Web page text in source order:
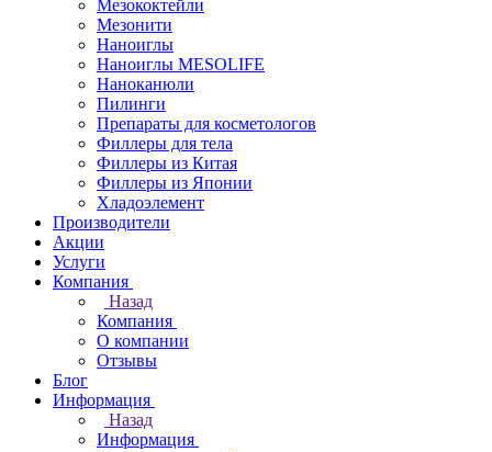
Мезококтейли
Мезонити
Наноиглы
Наноиглы MESOLIFE
Наноканюли
Пилинги
Препараты для косметологов
Филлеры для тела
Филлеры из Китая
Филлеры из Японии
Хладоэлемент
Производители
Акции
Услуги
Компания
Назад
Компания
О компании
Отзывы
Блог
Информация
Назад
Информация